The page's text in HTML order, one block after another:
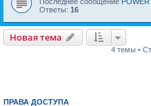
Ответы: 16
Новая тема
4 темы •
ПРАВА ДОСТУПА